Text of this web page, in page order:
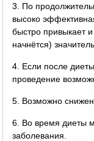
3. По
высоко
быстро привыкает
начнётся)
4. Если после
проведение
5. Возможно
6. Во время диеты
заболевания.